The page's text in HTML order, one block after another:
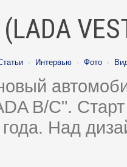
· Интервью · Фото ·
B/C".
Над